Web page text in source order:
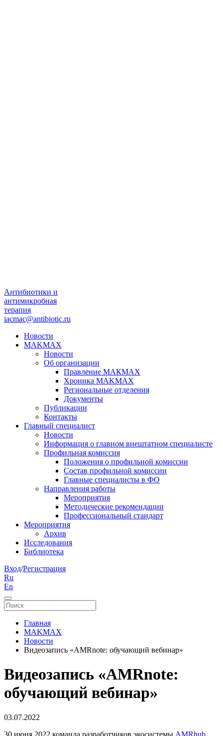
Антибиотики и
антимикробная
терапия
iacmac@antibiotic.ru
Новости
MAKMAX
Новости
Об организации
Правление МАКМАХ
Хроника MAKMAX
Региональные отделения
Документы
Публикации
Контакты
Главный специалист
Новости
Информация о главном внештатном специалисте
Профильная комиссия
Положения о профильной комиссии
Состав профильной комиссии
Главные специалисты в ФО
Направления работы
Мероприятия
Методические рекомендации
Профессиональный стандарт
Мероприятия
Архив
Исследования
Библиотека
Вход/Регистрация
Ru
En
Главная
MAKMAX
Новости
Видеозапись «AMRnote: обучающий вебинар»
Видеозапись «AMRnote:
обучающий вебинар»
03.07.2022
30 июня 2022 команда разработчиков экосистемы AMRhub